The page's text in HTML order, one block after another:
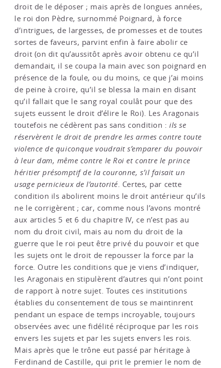
droit de le déposer ; mais après de longues années,
le roi don Pèdre, surnommé Poignard, à force
d’intrigues, de largesses, de promesses et de toutes
sortes de faveurs, parvint enfin à faire abolir ce
droit (on dit qu’aussitôt après avoir obtenu ce qu’il
demandait, il se coupa la main avec son poignard en
présence de la foule, ou du moins, ce que j’ai moins
de peine à croire, qu’il se blessa la main en disant
qu’il fallait que le sang royal coulât pour que des
sujets eussent le droit d’élire le Roi). Les Aragonais
toutefois ne cédèrent pas sans condition : ils se
réservèrent le droit de prendre les armes contre toute
violence de quiconque voudrait s’emparer du pouvoir
à leur dam, même contre le Roi et contre le prince
héritier présomptif de la couronne, s’il faisait un
usage pernicieux de l’autorité. Certes, par cette
condition ils abolirent moins le droit antérieur qu’ils
ne le corrigèrent ; car, comme nous l’avons montré
aux articles 5 et 6 du chapitre IV, ce n’est pas au
nom du droit civil, mais au nom du droit de la
guerre que le roi peut être privé du pouvoir et que
les sujets ont le droit de repousser la force par la
force. Outre les conditions que je viens d’indiquer,
les Aragonais en stipulèrent d’autres qui n’ont point
de rapport à notre sujet. Toutes ces institutions
établies du consentement de tous se maintinrent
pendant un espace de temps incroyable, toujours
observées avec une fidélité réciproque par les rois
envers les sujets et par les sujets envers les rois.
Mais après que le trône eut passé par héritage à
Ferdinand de Castille, qui prit le premier le nom de